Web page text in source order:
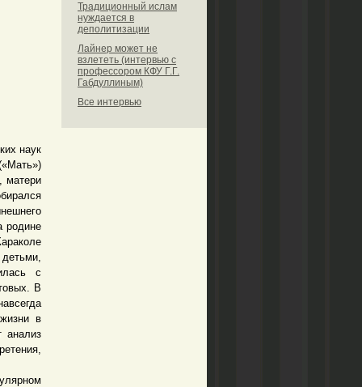
наук
матери
родине
с
В
в
анализ
Традиционный ислам
нуждается в
деполитизации
Лайнер может не
взлететь (интервью с
профессором КФУ Г.Г.
Габдуллиным)
Все интервью